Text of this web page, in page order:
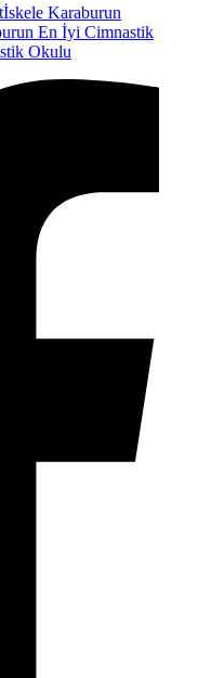
İskele Karaburun
En İyi Cimnastik
Okulu